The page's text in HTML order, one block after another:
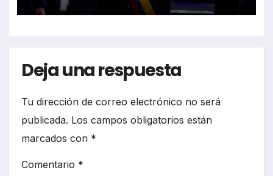
Deja una respuesta
Tu dirección de correo electrónico no será
publicada. Los campos obligatorios están
marcados con *
Comentario *